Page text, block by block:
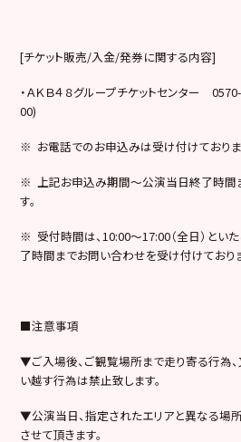
[チケット販売/入金/発券に関する内容]
・ＡＫＢ４８グループチケットセンター
00)
※ お電話でのお申込みは受け付けておりま
※ 上記お申込み期間～公演当日終了時間
す。
※ 受付時間は、10:00～17:00（全日）とい
了時間までお問い合わせを受け付けており
■注意事項
▼ご入場後、ご観覧場所まで走り寄る行為
い越す行為は禁止致します。
▼公演当日、指定されたエリアと異なる場
させて頂きます。